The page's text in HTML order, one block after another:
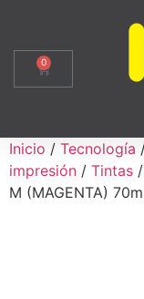
0
Inicio / Tecnología
impresión / Tintas
M (MAGENTA)